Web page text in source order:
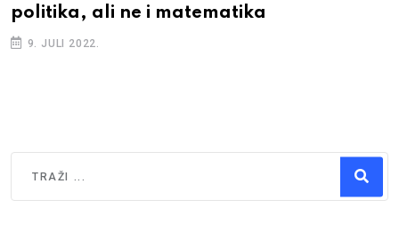
politika, ali ne i matematika
9. JULI 2022.
Type 2 or more characters for results.